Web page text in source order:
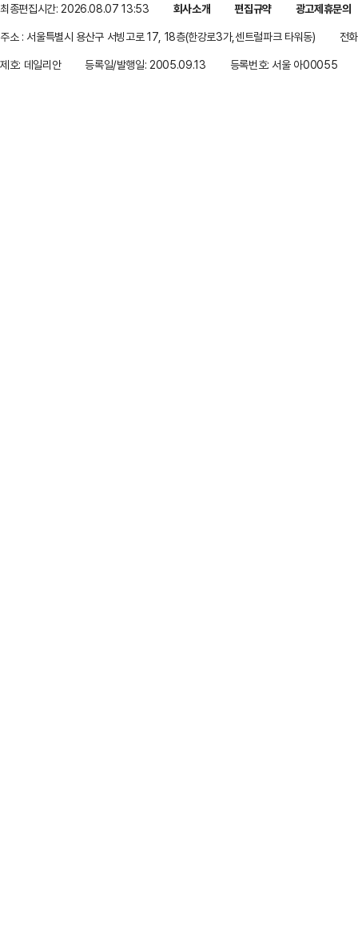
최종편집시간: 2026.08.07 13:53 회사소개 편집규약
광고제휴문의
주소 : 서울특별시 용산구 서빙고로 17, 18층(한강로3가,센트럴파크 타워동)
전
제호: 데일리안
등록일/발행일: 2005.09.13 등록번호: 서울 아00055